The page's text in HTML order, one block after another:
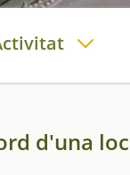
d'una